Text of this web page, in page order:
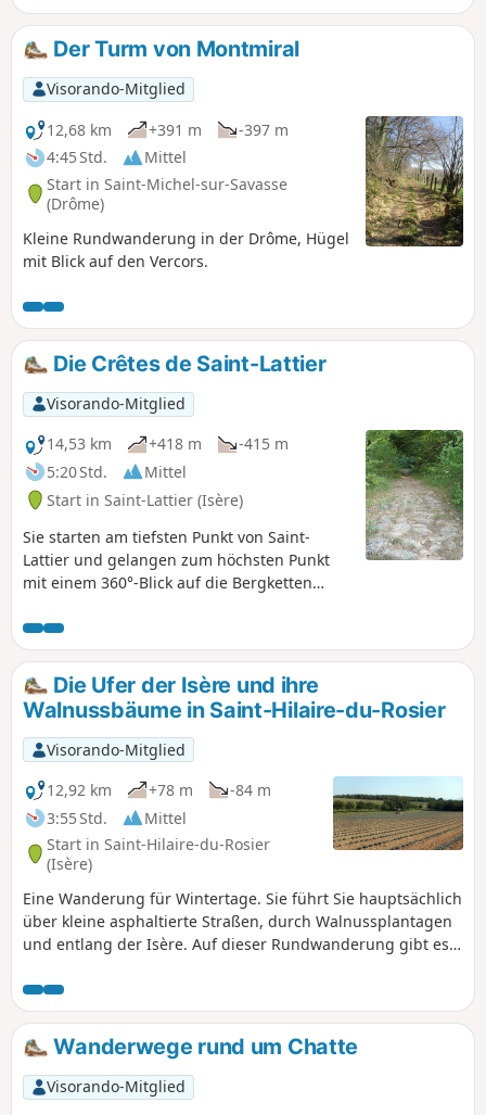
Tal sowie nach Westen in Richtung
Rhône-Tal und Ardèche haben.
Der Turm von Montmiral
Visorando-Mitglied
12,68 km
+391 m
-397 m
4:45 Std.
Mittel
Start in Saint-Michel-sur-Savasse
(Drôme)
Kleine Rundwanderung in der Drôme, Hügel
mit Blick auf den Vercors.
Die Crêtes de Saint-Lattier
Visorando-Mitglied
14,53 km
+418 m
-415 m
5:20 Std.
Mittel
Start in Saint-Lattier (Isère)
Sie starten am tiefsten Punkt von Saint-
Lattier und gelangen zum höchsten Punkt
mit einem 360°-Blick auf die Bergketten
gepflasterte Aufstieg, eine ehemalige
mittelalterliche Straße, führt nach Bel Aire.
Entlang des Weges können Sie das
Kopfsteinpflaster, die Bauwerke aus dieser
Zeit und die Spurrillen bewundern, die von
den Wagen und Karren hinterlassen
wurden, die zur Burgruine „Le Pain Sucre”
führten, die das Tal von Saint-Lattier
überragt.
Die Ufer der Isère und ihre
Walnussbäume in Saint-Hilaire-du-Rosier
Visorando-Mitglied
12,92 km
+78 m
-84 m
3:55 Std.
Mittel
Start in Saint-Hilaire-du-Rosier
(Isère)
Eine Wanderung für Wintertage. Sie führt Sie hauptsächlich
über kleine asphaltierte Straßen, durch Walnussplantagen
und entlang der Isère. Auf dieser Rundwanderung gibt es
Wanderwege rund um Chatte
Visorando-Mitglied